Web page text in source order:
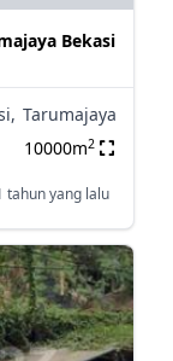
Bekasi
Tarumajaya
10000m2
tahun yang lalu